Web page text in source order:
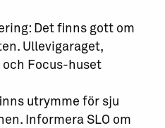
Det finns gott om
Ullevigaraget,
och Focus-huset
utrymme för sju
Informera SLO om